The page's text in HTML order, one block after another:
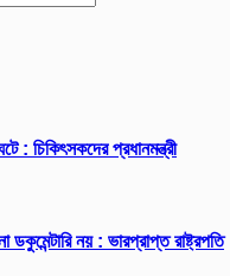
: চিকিৎসকদের প্রধানমন্ত্রী
নয় : ভারপ্রাপ্ত রাষ্ট্রপতি